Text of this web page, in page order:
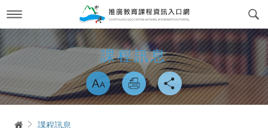
到
要
內
容
最新消息 News
關於我們 About us
交通方式
課程訊息 Course Information
課程訊息 略過字型切
首頁課程訊息